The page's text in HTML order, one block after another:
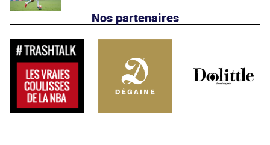
Nos partenaires